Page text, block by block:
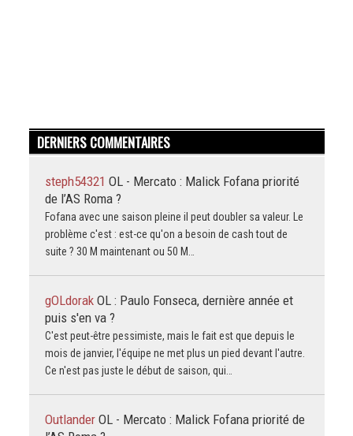
DERNIERS COMMENTAIRES
steph54321 OL - Mercato : Malick Fofana priorité
de l’AS Roma ?
Fofana avec une saison pleine il peut doubler sa valeur. Le
problème c'est : est-ce qu'on a besoin de cash tout de
suite ? 30 M maintenant ou 50 M…
gOLdorak OL : Paulo Fonseca, dernière année et
puis s'en va ?
C'est peut-être pessimiste, mais le fait est que depuis le
mois de janvier, l'équipe ne met plus un pied devant l'autre.
Ce n'est pas juste le début de saison, qui…
Outlander OL - Mercato : Malick Fofana priorité de